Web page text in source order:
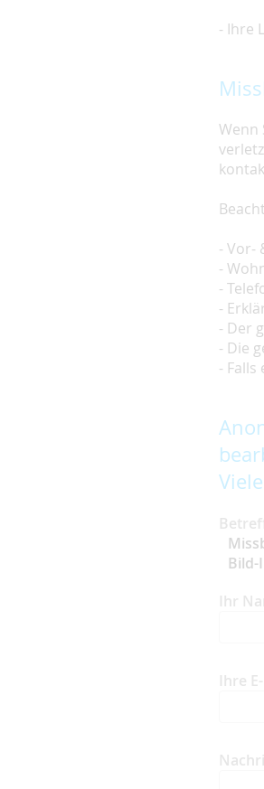
- Ihre
Wenn
- Vor-
-
-
-
- Der
- Die
-
Bild-
Ihr
Ihre